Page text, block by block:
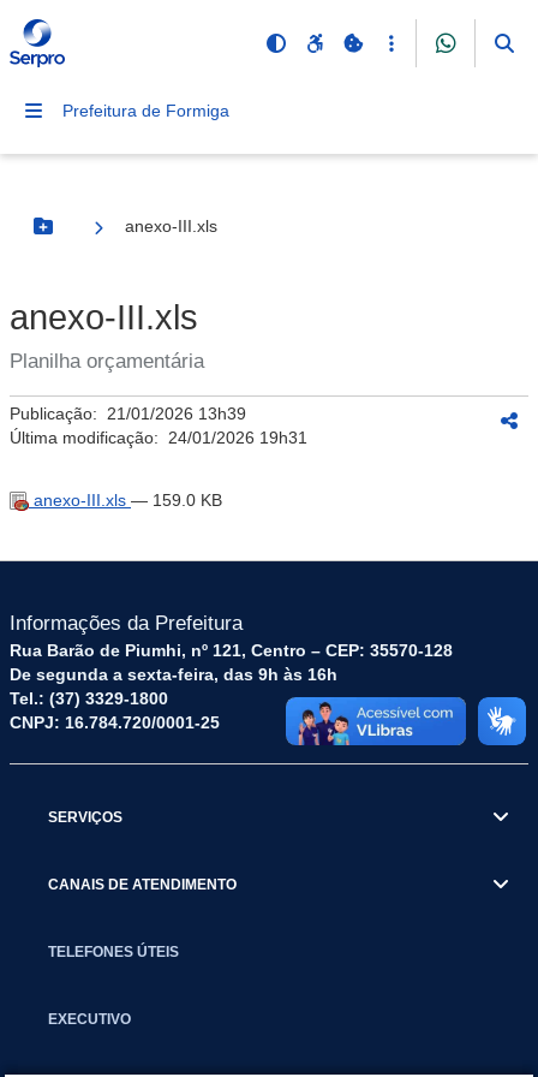
Prefeitura de Formiga
Botão Menu
anexo-III.xls
anexo-III.xls
Planilha orçamentária
Publicação: 21/01/2026 13h39
Última modificação: 24/01/2026 19h31
anexo-III.xls — 159.0 KB
Informações da Prefeitura
Rua Barão de Piumhi, nº 121, Centro – CEP: 35570-128
De segunda a sexta-feira, das 9h às 16h
Tel.: (37) 3329-1800
CNPJ: 16.784.720/0001-25
SERVIÇOS
CANAIS DE ATENDIMENTO
TELEFONES ÚTEIS
EXECUTIVO